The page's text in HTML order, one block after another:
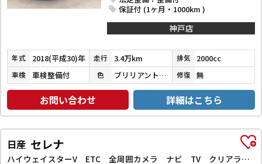
保証付 (1ヶ月・1000km )
神戸店
年式 2018(平成30)年 走行 3.4万km 排気 2000cc
車検 車検整備付 色 ブリリアントホワイトパール３コートパール 修復 無
お問い合わせ 詳細はこちら
日産 セレナ
ハイウェイスターV ETC 全周囲カメラ ナビ TV クリアランスソナー オートクルーズコントロール 衝突被害軽減システム 両側電動スライドドア オートライト LEDヘッドランプ スマートキー